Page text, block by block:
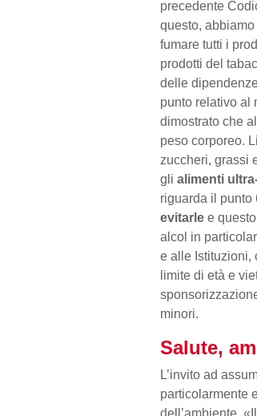
precedente
questo,
fumare tutti i
prodotti del
delle
punto relativo al
dimostrato che
peso corporeo.
zuccheri, grassi
gli alimenti
riguarda il punto
evitarle e
alcol in
e alle Istituzioni,
limite di età e
minori.
Salute,
L’invito ad
particolarmente
dell’ambiente.